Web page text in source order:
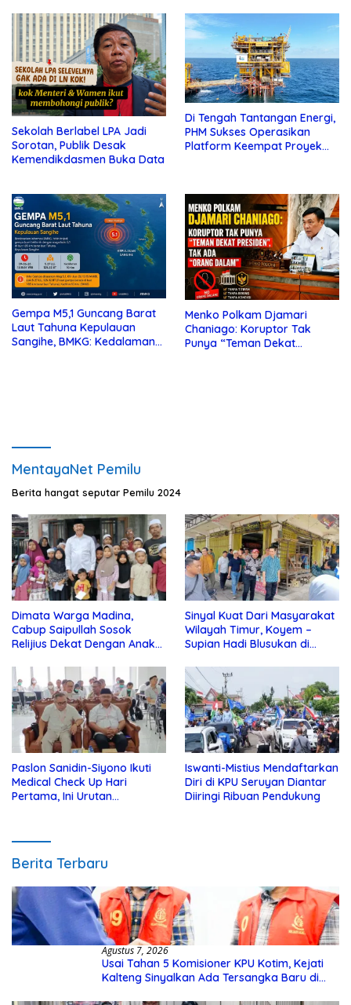
Sekolah Berlabel LPA Jadi
Sorotan, Publik Desak
Kemendikdasmen Buka Data
Di Tengah Tantangan Energi,
PHM Sukses Operasikan
Platform Keempat Proyek
Gempa M5,1 Guncang Barat
Laut Tahuna Kepulauan
Sangihe, BMKG: Kedalaman
Menko Polkam Djamari
Chaniago: Koruptor Tak
Punya “Teman Dekat
MentayaNet Pemilu
Berita hangat seputar Pemilu 2024
Dimata Warga Madina,
Cabup Saipullah Sosok
Relijius Dekat Dengan Anak
Sinyal Kuat Dari Masyarakat
Wilayah Timur, Koyem –
Supian Hadi Blusukan di
Paslon Sanidin-Siyono Ikuti
Medical Check Up Hari
Pertama, Ini Urutan
Iswanti-Mistius Mendaftarkan
Diri di KPU Seruyan Diantar
Diiringi Ribuan Pendukung
Berita Terbaru
Agustus 7, 2026
Usai Tahan 5 Komisioner KPU Kotim, Kejati
Kalteng Sinyalkan Ada Tersangka Baru di